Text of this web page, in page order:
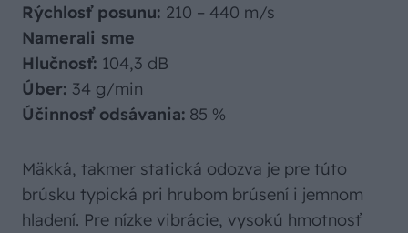
Rýchlosť posunu: 210 – 440 m/s
Namerali sme
Hlučnosť: 104,3 dB
Úber: 34 g/min
Účinnosť odsávania: 85 %
Mäkká, takmer statická odozva je pre túto
brúsku typická pri hrubom brúsení i jemnom
hladení. Pre nízke vibrácie, vysokú hmotnosť